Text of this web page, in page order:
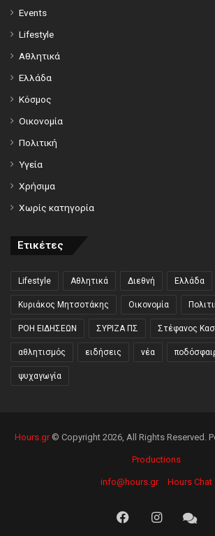
Events
Lifestyle
Αθλητικά
Ελλάδα
Κόσμος
Οικονομία
Πολιτική
Υγεία
Χρήσιμα
Χωρίς κατηγορία
Ετικέτες
Lifestyle Αθλητικά Διεθνή Ελλάδα
Κυριάκος Μητσοτάκης Οικονομία
ΡΟΗ ΕΙΔΗΣΕΩΝ ΣΥΡΙΖΑ ΠΣ Στέφανος
αθλητισμός ειδήσεις νέα
ψυχαγωγία
Hours.gr© Copyright 2026, All Rights Reserved.
Productions
info@hours.gr Hours Chat
FacebookInstagram